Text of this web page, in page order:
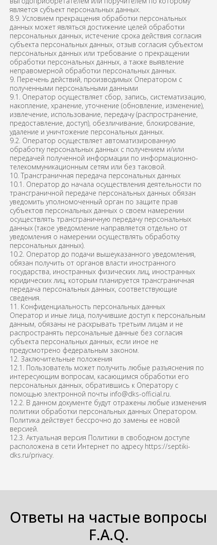
является субъект персональных данных.
8.9. Условием прекращения обработки персональных
данных может являться достижение целей обработки
персональных данных, истечение срока действия согласия
субъекта персональных данных, отзыв согласия субъектом
персональных данных или требование о прекращении
обработки персональных данных, а также выявление
неправомерной обработки персональных данных.
9. Перечень действий, производимых Оператором с
полученными персональными данными
9.1. Оператор осуществляет сбор, запись, систематизацию,
накопление, хранение, уточнение (обновление, изменение),
извлечение, использование, передачу (распространение,
предоставление, доступ), обезличивание, блокирование,
удаление и уничтожение персональных данных.
9.2. Оператор осуществляет автоматизированную
обработку персональных данных с получением и/или
передачей полученной информации по информационно-
телекоммуникационным сетям или без таковой.
10. Трансграничная передача персональных данных
10.1. Оператор до начала осуществления деятельности по
трансграничной передаче персональных данных обязан
уведомить уполномоченный орган по защите прав
субъектов персональных данных о своем намерении
осуществлять трансграничную передачу персональных
данных (такое уведомление направляется отдельно от
уведомления о намерении осуществлять обработку
персональных данных).
10.2. Оператор до подачи вышеуказанного уведомления,
обязан получить от органов власти иностранного
государства, иностранных физических лиц, иностранных
юридических лиц, которым планируется трансграничная
передача персональных данных, соответствующие
сведения.
11. Конфиденциальность персональных данных
Оператор и иные лица, получившие доступ к персональным
данным, обязаны не раскрывать третьим лицам и не
распространять персональные данные без согласия
субъекта персональных данных, если иное не
предусмотрено федеральным законом.
12. Заключительные положения
12.1. Пользователь может получить любые разъяснения по
интересующим вопросам, касающимся обработки его
персональных данных, обратившись к Оператору с
помощью электронной почты info@dks-official.ru.
12.2. В данном документе будут отражены любые изменения
политики обработки персональных данных Оператором.
Политика действует бессрочно до замены ее новой
версией.
12.3. Актуальная версия Политики в свободном доступе
расположена в сети Интернет по адресу https://septiki-
dks.ru/privacy.
Ответы на частые вопросы
F.A.Q.
© 2006-2026 ДКС - официальный сайт производителя.
Все права защищены.
Статьи
Политика конфиденциальности
Все услуги компании